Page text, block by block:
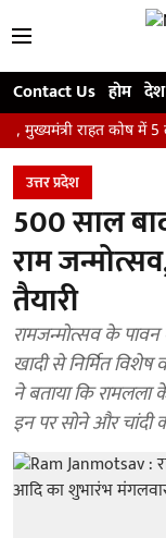
Contact Us होम देश
राहत कोष में 5 लाख
उत्तर प्रदेश
500 साल
राम
तैयारी
रामजन्मोत्सव के पावन
खादी से निर्मित विशेष
ने बताया कि रामलला
इन पर सोने और चांदी